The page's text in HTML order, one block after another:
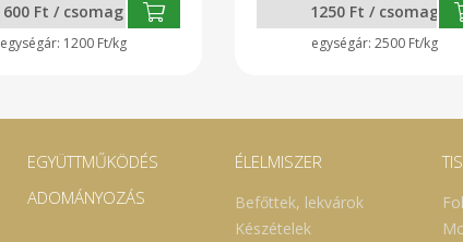
600 Ft / csomag
1200 Ft/kg
1250 Ft / csomag
2500 Ft/kg
EGYÜTTMŰKÖDÉS
ADOMÁNYOZÁS
ÉLELMISZER
Befőttek, lekvárok
Készételek